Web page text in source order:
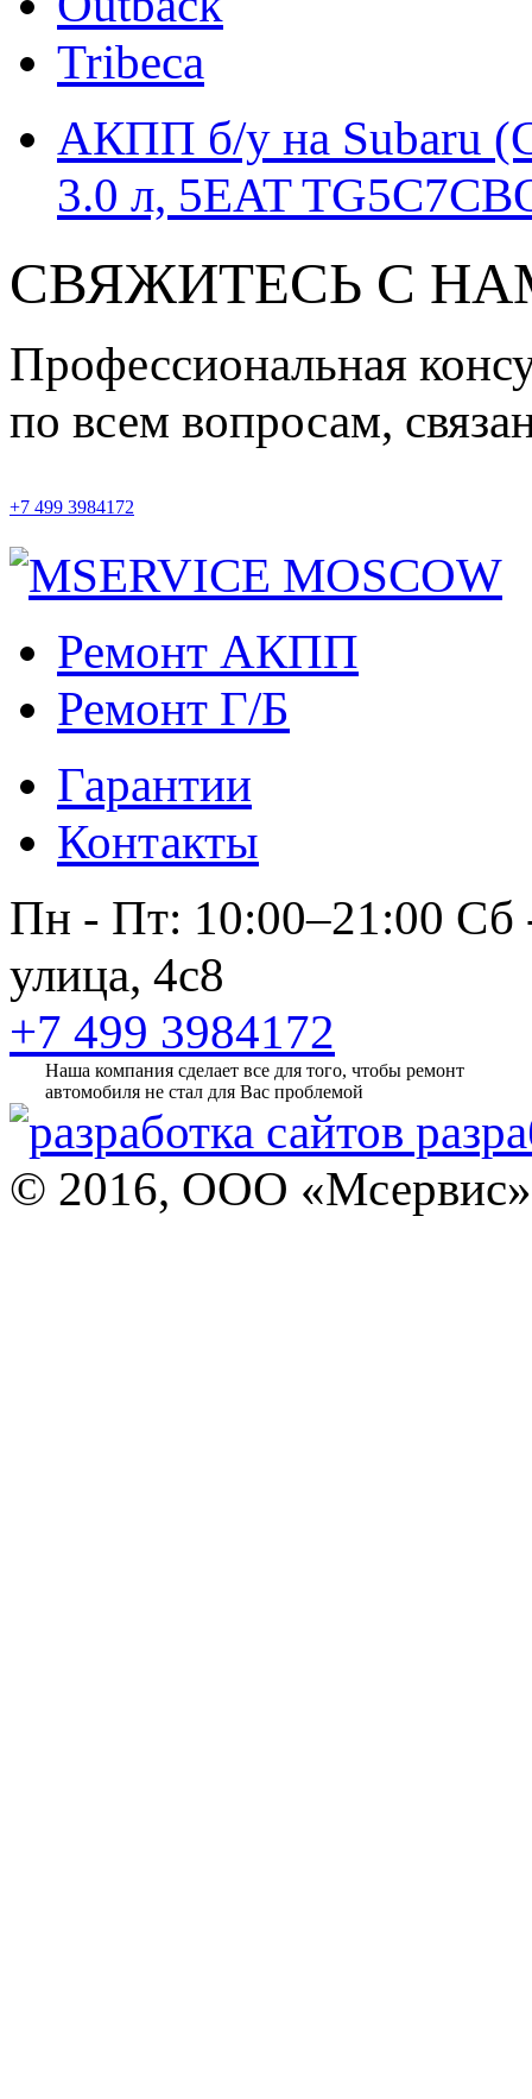
Tribeca
АКПП б/у на Subaru
3.0 л, 5EAT
СВЯЖИТЕСЬ С
Профессиональная
по всем вопросам,
+7 499 3984172
Ремонт АКПП
Ремонт Г/Б
Гарантии
Контакты
Пн - Пт: 10:00–21:00 Сб
улица, 4с8
+7 499 3984172
Наша компания сделает все для того, чтобы ремонт
автомобиля не стал для Вас проблемой
© 2016, ООО